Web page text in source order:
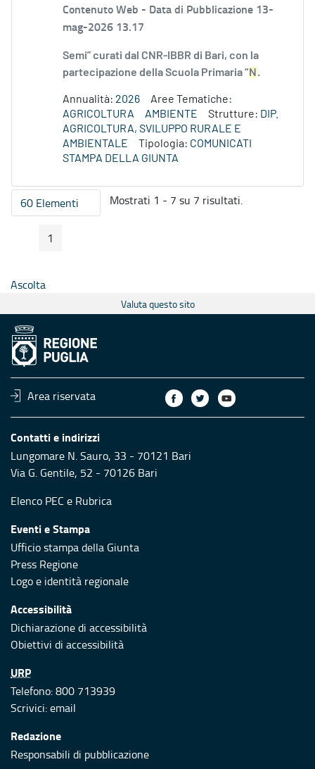
Contenuto Web - Data di Pubblicazione 13-
mag-2026 13.17
Semi” curati dal CNR-IBBR di Bari, con la
partecipazione della Scuola Primaria “ N .
Annualità: 2026
Aree Tematiche:
AGRICOLTURA
AMBIENTE Strutture: DIP.
AGRICOLTURA, SVILUPPO RURALE E
AMBIENTALE
Tipologia: COMUNICATI
STAMPA DELLA GIUNTA
60 ElementiPer pagina
Mostrati 1 - 7 su 7 risultati.
Pagina Precedente
Pagina
1
Ascolta
Valuta questo sito
Area riservata
Contatti e indirizzi
Lungomare N. Sauro, 33 - 70121 Bari
Via G. Gentile, 52 - 70126 Bari
Elenco PEC e Rubrica
Eventi e Stampa
Ufficio stampa della Giunta
Press Regione
Logo e identità regionale
Accessibilità
Dichiarazione di accessibilità
Obiettivi di accessibilità
URP
Telefono: 800 713939
Scrivici:email
Redazione
Responsabili di pubblicazione